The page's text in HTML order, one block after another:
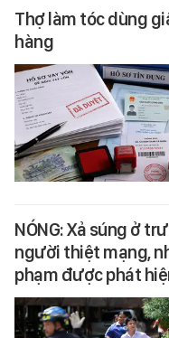
Thợ làm tóc dùng
hàng
NÓNG: Xả súng ở
người thiệt mạng,
phạm được phát